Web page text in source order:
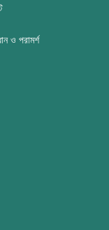
ও পরামর্শ